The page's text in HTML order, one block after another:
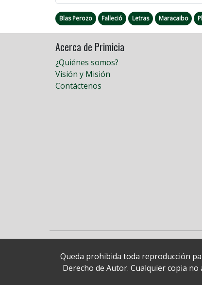
Blas Perozo Falleció Letras Maracaibo
Acerca de Primicia
¿Quiénes somos?
Visión y Misión
Contáctenos
Queda prohibida toda reproducción
Derecho de Autor. Cualquier copia